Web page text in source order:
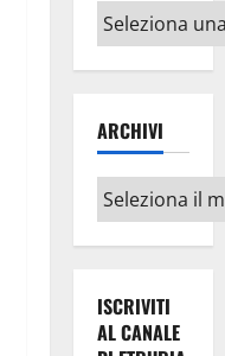
Altri
argomenti
ARCHIVI
Archivi
ISCRIVITI
AL CANALE